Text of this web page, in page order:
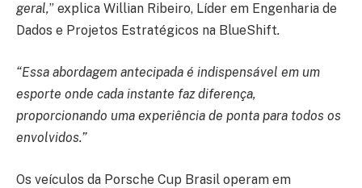
geral,” explica Willian Ribeiro, Líder em Engenharia de
Dados e Projetos Estratégicos na BlueShift.
“Essa abordagem antecipada é indispensável em um
esporte onde cada instante faz diferença,
proporcionando uma experiência de ponta para todos os
envolvidos.”
Os veículos da Porsche Cup Brasil operam em